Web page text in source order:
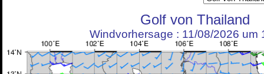
Golf von Thailand
Windvorhersage : 11/08/2026 um